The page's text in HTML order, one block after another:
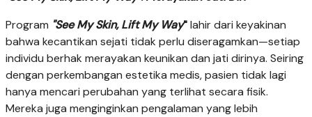
Program "See My Skin, Lift My Way"lahir dari keyakinan
bahwa kecantikan sejati tidak perlu diseragamkan—setiap
individu berhak merayakan keunikan dan jati dirinya. Seiring
dengan perkembangan estetika medis, pasien tidak lagi
hanya mencari perubahan yang terlihat secara fisik.
Mereka juga menginginkan pengalaman yang lebih